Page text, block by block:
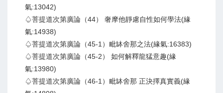
氣:13042)
♤菩提道次第廣論（44） 奢摩他靜慮自性如何學法(緣
氣:14938)
♤菩提道次第廣論（45-1）毗缽舍那之法(緣氣:16383)
♤菩提道次第廣論（45-2） 如何解釋龍猛意趣(緣
氣:13980)
♤菩提道次第廣論（46-1）毗缽舍那 正決擇真實義(緣